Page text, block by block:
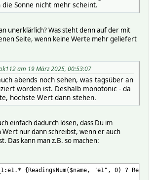
Sonne nicht mehr scheint.
unerklärlich? Was steht denn auf der mit
Seite, wenn keine Werte mehr geliefert
am 19 März 2025, 00:53:07
abends noch sehen, was tagsüber an
worden ist. Deshalb monotonic - da
höchste Wert dann stehen.
einfach dadurch lösen, dass Du im
Wert nur dann schreibst, wenn er auch
Das kann man z.B. so machen:
{ReadingsNum($name, "e1", 0) ?